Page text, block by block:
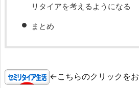
リタイアを考えるようになる
まとめ
←こちらのクリックをお